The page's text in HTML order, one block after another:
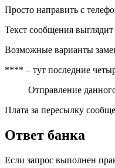
Просто направить с
Текст сообщения
Возможные варианты
**** – тут последние
Отправление
Плата за пересылку
Ответ банка
Если запрос выполнен